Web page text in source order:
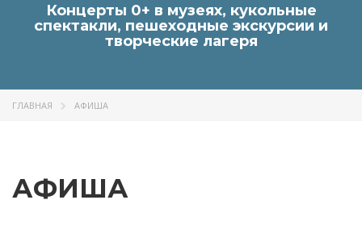
Концерты 0+ в музеях, кукольные
спектакли, пешеходные экскурсии и
творческие лагеря
ГЛАВНАЯ АФИША
АФИША